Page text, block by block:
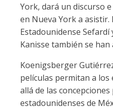
York, dará un discurso
en Nueva York a asistir.
Estadounidense
Kanisse también se
Koenigsberger
películas permitan a los
allá de las
estadounidenses de